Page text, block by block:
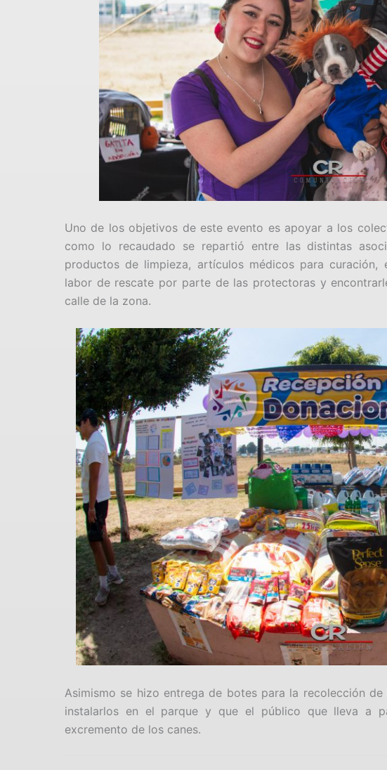
Uno de los objetivos de este evento es apoyar a los
como lo recaudado se repartió entre las distintas
productos de limpieza, artículos médicos para
labor de rescate por parte de las protectoras y
calle de la zona.
Asimismo se hizo entrega de botes para la recolección
instalarlos en el parque y que el público que lleva a
excremento de los canes.